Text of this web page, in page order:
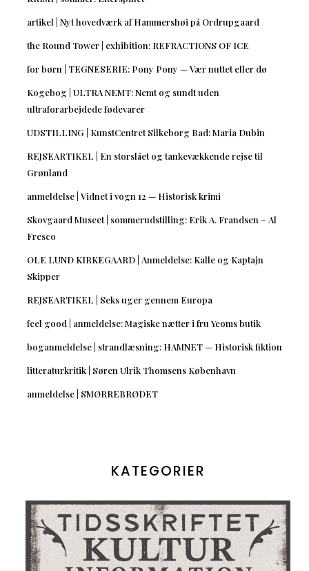
artikel | Nyt hovedværk af Hammershøi på Ordrupgaard
the Round Tower | exhibition: REFRACTIONS OF ICE
for børn | TEGNESERIE: Pony Pony — Vær nuttet eller dø
Kogebog | ULTRA NEMT: Nemt og sundt uden
ultraforarbejdede fødevarer
UDSTILLING | KunstCentret Silkeborg Bad: Maria Dubin
REJSEARTIKEL | En storslået og tankevækkende rejse til
Grønland
anmeldelse | Vidnet i vogn 12 — Historisk krimi
Skovgaard Museet | sommerudstilling: Erik A. Frandsen – Al
Fresco
OLE LUND KIRKEGAARD | Anmeldelse: Kalle og Kaptajn
Skipper
REJSEARTIKEL | Seks uger gennem Europa
feel good | anmeldelse: Magiske nætter i fru Yeoms butik
boganmeldelse | strandlæsning: HAMNET — Historisk fiktion
litteraturkritik | Søren Ulrik Thomsens København
anmeldelse | SMØRREBRØDET
KATEGORIER